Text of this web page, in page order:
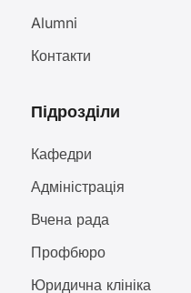
Alumni
Контакти
Підрозділи
Кафедри
Адміністрація
Вчена рада
Профбюро
Юридична клініка